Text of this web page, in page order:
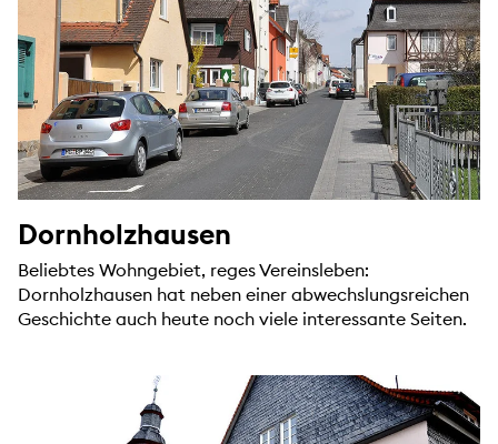
Dornholzhausen
Beliebtes Wohngebiet, reges Vereinsleben:
Dornholzhausen hat neben einer abwechslungsreichen
Geschichte auch heute noch viele interessante Seiten.